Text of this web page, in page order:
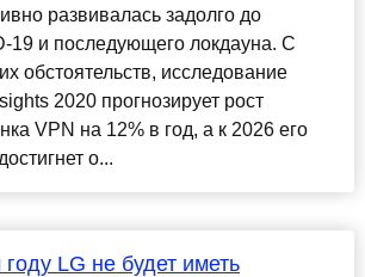
развивалась задолго до
19 и последующего локдауна. С
обстоятельств, исследование
2020 прогнозирует рост
VPN на 12% в год, а к 2026 его
о...
LG не будет иметь